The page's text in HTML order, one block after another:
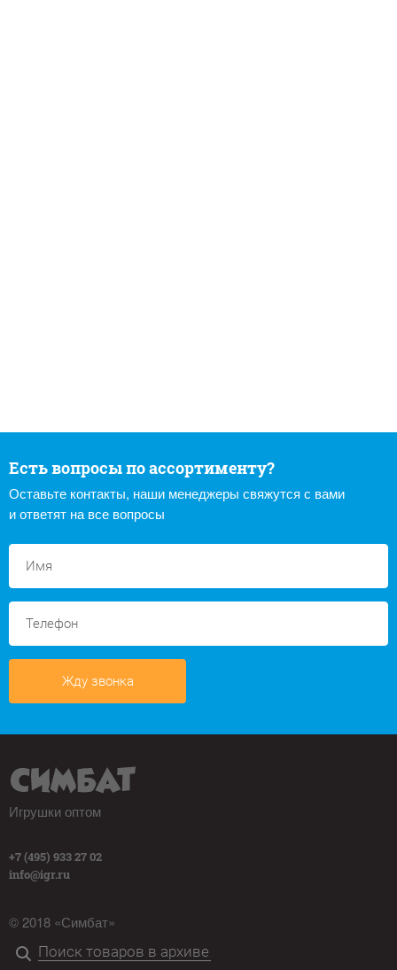
Есть вопросы по ассортименту?
Оставьте контакты, наши менеджеры свяжутся с вами
и ответят на все вопросы
Жду звонка
Игрушки оптом
+7 (495) 933 27 02
info@igr.ru
© 2018 «Симбат»